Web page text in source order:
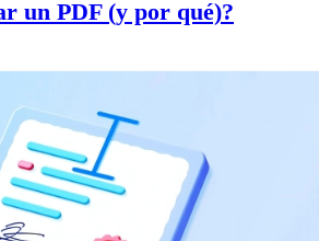
un PDF (y por qué)?